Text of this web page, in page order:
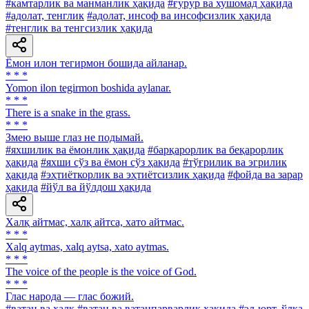
#камтарлик ва манманлик ҳақида #ғурур ва хушомад ҳақида
#адолат, тенглик #адолат, инсоф ва инсофсизлик ҳақида
#тенглик ва тенгсизлик ҳақида
Ёмон илон тегирмон бошида айланар.
* * *
Yomon ilon tegirmon boshida aylanar.
* * *
There is a snake in the grass.
* * *
Змею выше глаз не подымай.
#яхшилик ва ёмонлик ҳақида #барқарорлик ва беқарорлик
ҳақида #яхши сўз ва ёмон сўз ҳақида #тўғрилик ва эгрилик
ҳақида #эҳтиёткорлик ва эҳтиётсизлик ҳақида #фойда ва зарар
ҳақида #йўл ва йўлдош ҳақида
Халқ айтмас, халқ айтса, хато айтмас.
* * *
Xalq aytmas, xalq aytsa, xato aytmas.
* * *
The voice of the people is the voice of God.
* * *
Глас народа — глас божий.